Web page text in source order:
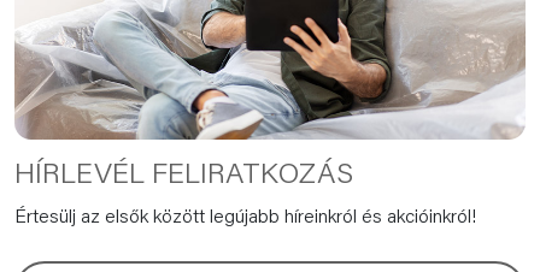
HÍRLEVÉL FELIRATKOZÁS
Értesülj az elsők között legújabb híreinkról és akcióinkról!